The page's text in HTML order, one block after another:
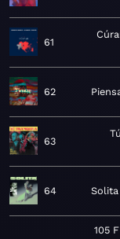
61
62
63
64 Solita
105